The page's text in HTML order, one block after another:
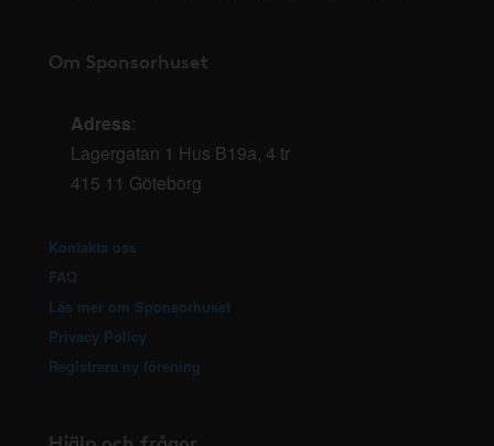
Om Sponsorhuset
Adress:
Lagergatan 1 Hus B19a, 4 tr
415 11 Göteborg
Kontakta oss
FAQ
Läs mer om Sponsorhuset
Privacy Policy
Registrera ny förening